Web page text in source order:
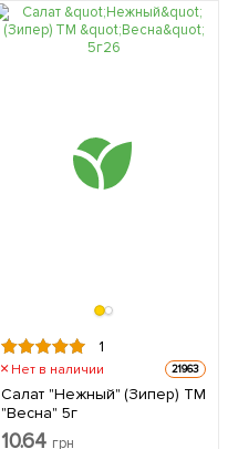
1
Нет в наличии 21963
Салат "Нежный" (Зипер) ТМ
"Весна" 5г
10.64 грн